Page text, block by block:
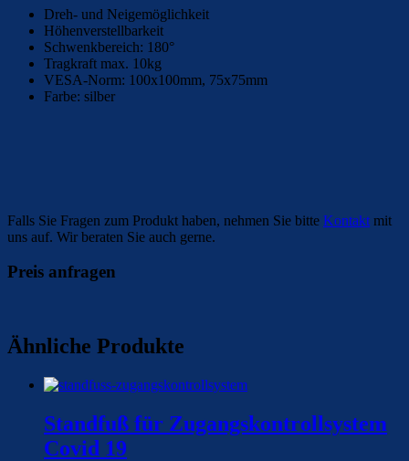
Dreh- und Neigemöglichkeit
Höhenverstellbarkeit
Schwenkbereich: 180°
Tragkraft max. 10kg
VESA-Norm: 100x100mm, 75x75mm
Farbe: silber
Falls Sie Fragen zum Produkt haben, nehmen Sie bitte Kontakt mit
uns auf. Wir beraten Sie auch gerne.
Preis anfragen
Ähnliche Produkte
Standfuß für Zugangskontrollsystem
Covid 19